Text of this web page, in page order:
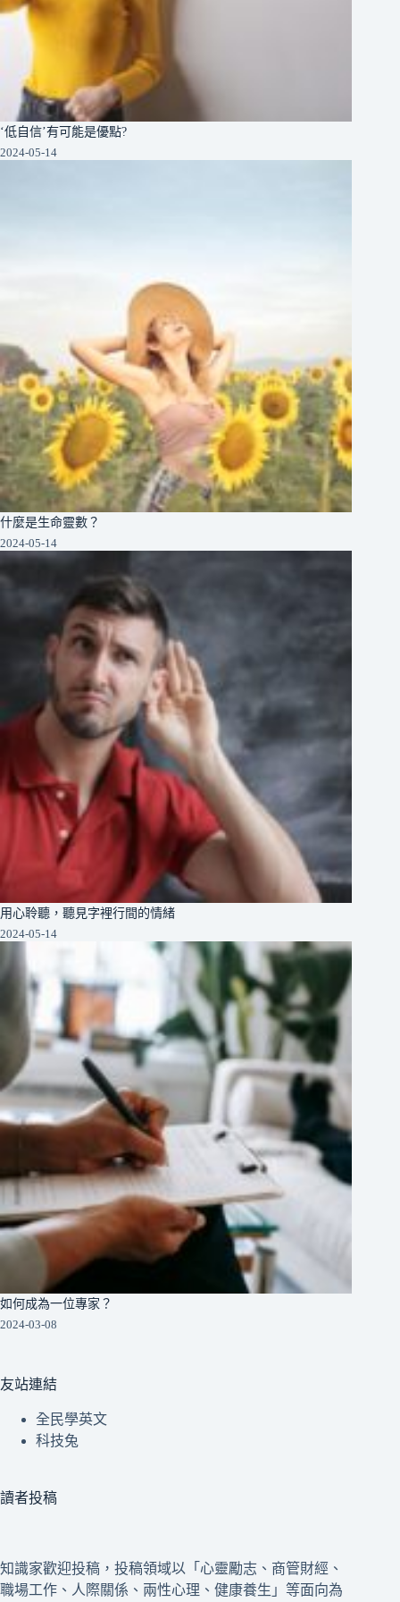
‘低自信’有可能是優點?
2024-05-14
什麼是生命靈數？
2024-05-14
用心聆聽，聽見字裡行間的情緒
2024-05-14
如何成為一位專家？
2024-03-08
友站連結
全民學英文
科技兔
讀者投稿
知識家歡迎投稿，投稿領域以「心靈勵志、商管財經、
職場工作、人際關係、兩性心理、健康養生」等面向為